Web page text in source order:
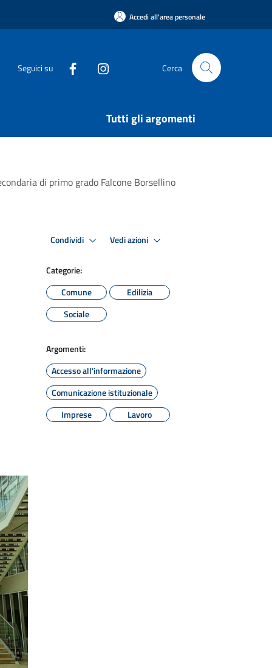
Accedi all'area personale
Seguici su Cerca
Tutti gli argomenti
di primo grado Falcone Borsellino
Condividi Vedi azioni
Categorie:
Comune
Edilizia
Sociale
Argomenti:
Accesso all'informazione
Comunicazione istituzionale
Imprese
Lavoro